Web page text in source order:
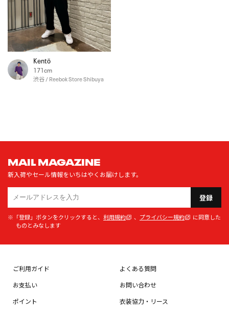
Kentö
171cm
渋谷 / Reebok Store Shibuya
MAIL MAGAZINE
新入荷やセール情報をいちはやくお届けします。
登録
※「登録」ボタンをクリックすると、 利用規約 、 プライバシー規約
に同意した
ものとみなします
ご利用ガイド
お支払い
ポイント
よくある質問
お問い合わせ
衣装協力・リース